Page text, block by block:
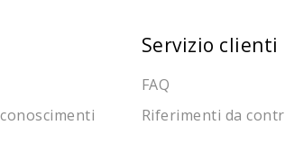
Servizio clienti
FAQ
Riferimenti da